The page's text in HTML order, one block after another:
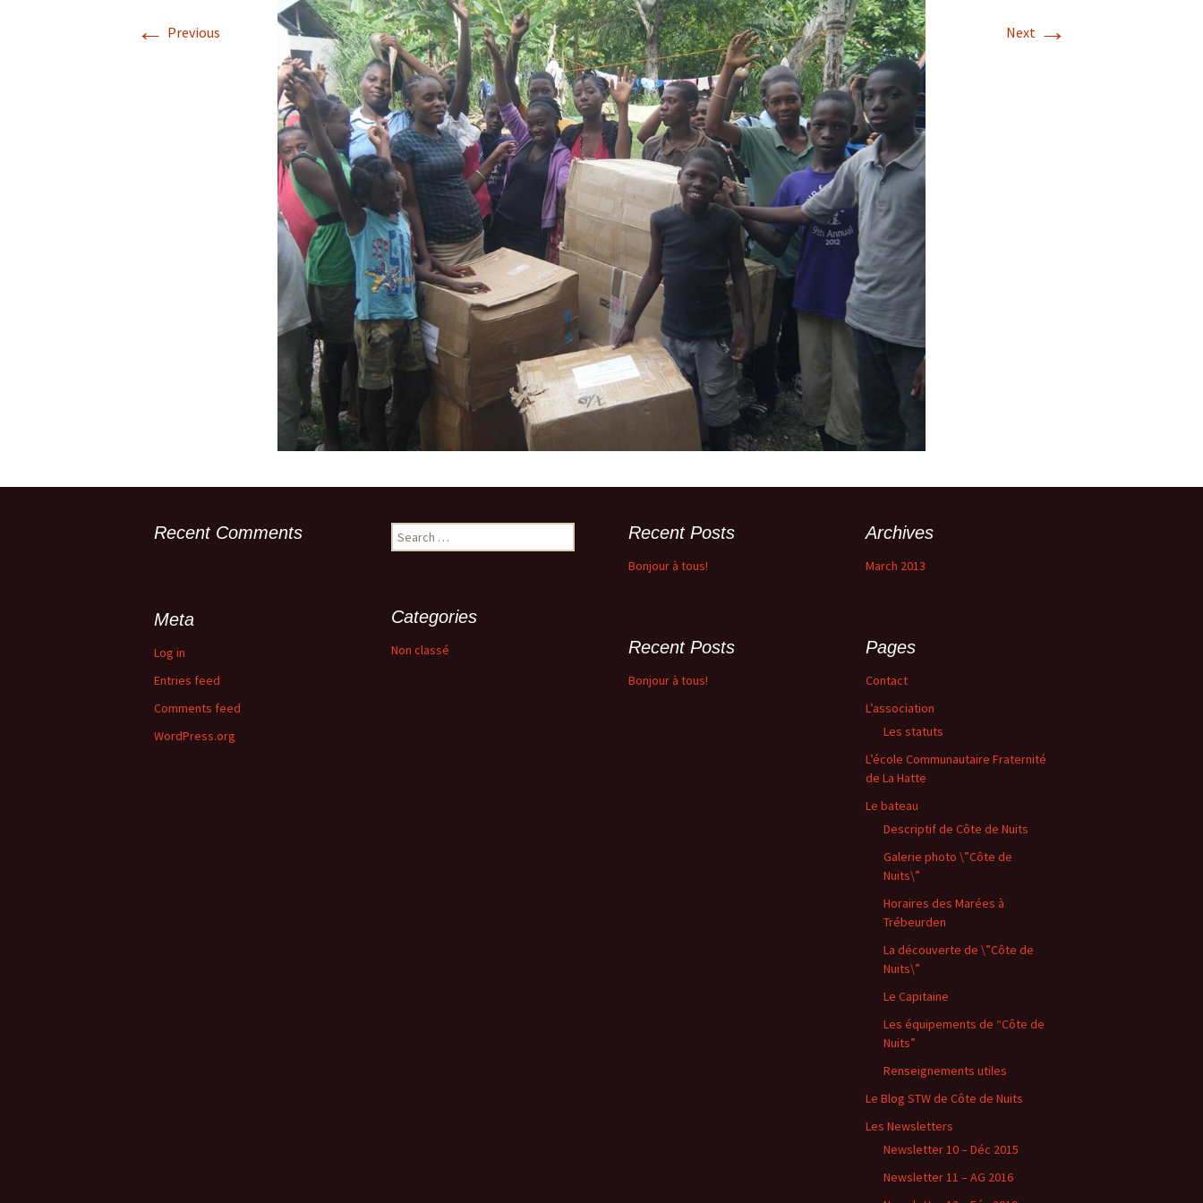
Descriptif de Côte de
Galerie photo \”Côte de
Nuits\”
Horaires des Marées à
Trébeurden
Newsletter 8 – Déc 2014
Newsletter 9 – Oct 2015
Newsletter 10 – Déc 2015
Newsletter 11 – AG
d’avril-2016
Newsletter 12 – Fév 2019
← Previous Next →
Recent Comments
Search
for:
Recent Posts
Bonjour à tous!
Archives
March 2013
Categories
Non classé
Meta
Log in
Entries feed
Comments feed
WordPress.org
Recent Posts
Bonjour à tous!
Pages
Contact
L’association
Les statuts
L’école Communautaire Fraternité
de La Hatte
Le bateau
Descriptif de Côte de Nuits
Galerie photo \”Côte de
Nuits\”
Horaires des Marées à
Trébeurden
La découverte de \”Côte de
Nuits\”
Le Capitaine
Les équipements de “Côte de
Nuits”
Renseignements utiles
Le Blog STW de Côte de Nuits
Les Newsletters
Newsletter 10 – Déc 2015
Newsletter 11 – AG 2016